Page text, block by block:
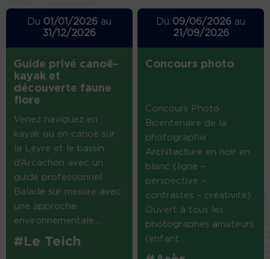
Du 01/01/2026au
31/12/2026
Guide privé canoë-
kayak et
découverte faune
flore
Venez naviguez en
kayak ou en canoë sur
la Leyre et le bassin
d’Arcachon avec un
guide professionnel.
Balade sur mesure avec
une approche
environnementale....
#Le Teich
Du 09/06/2026 au
21/09/2026
Concours photo
Concours Photo
Bicentenaire de la
photographie
Architecture en noir en
blanc (ligne –
perspective –
contrastes – créativité)
Ouvert à tous les
photographes amateurs
(enfant...